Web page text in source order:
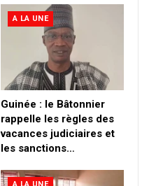
A LA UNE
Guinée : le Bâtonnier
rappelle les règles des
vacances judiciaires et
les sanctions…